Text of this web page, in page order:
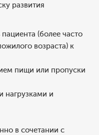
развития
(более часто
возраста) к
пищи или пропуски
нагрузками и
в сочетании с